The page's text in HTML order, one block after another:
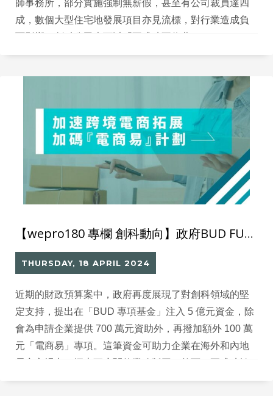
師事務所，部分實施強制無薪假，甚至有公司裁員達四
成，數個大型住宅地發展項目亦見流標，對行業造成負
【wepro180 專欄 創科動向】政府BUD FUND加碼「電商易」
THURSDAY, 18 APRIL 2024
近期的財政預算案中，政府再度展現了對創科領域的堅
定支持，提出在「BUD 專項基金」注入 5 億元資金，除
會為申請企業提供 700 萬元資助外，再撥加額外 100 萬
元「電商易」專項。這筆資金可助力企業在海外和內地
型為電商企業，企業需要具備清晰的電商營運理念和尋